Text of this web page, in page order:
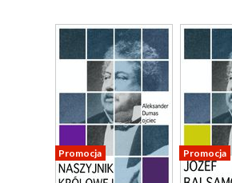
Promocja Promocja